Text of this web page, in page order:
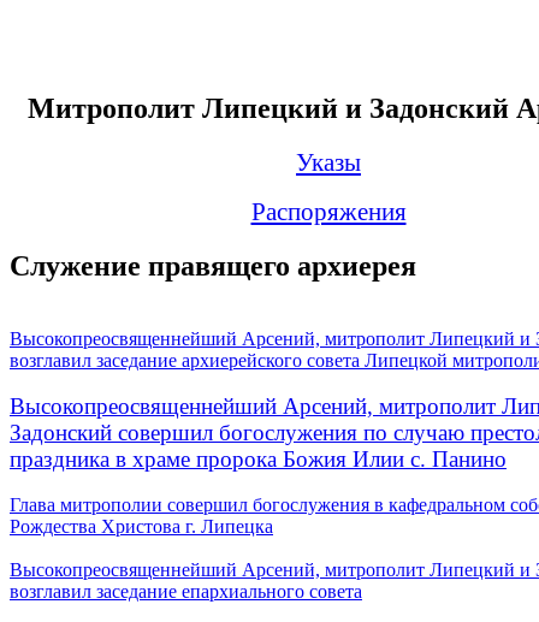
Митрополит Липецкий и Задонский
Указы
Распоряжения
Служение правящего архиерея
Высокопреосвященнейший Арсений, митрополит Липецкий и
возглавил заседание архиерейского совета Липецкой
Высокопреосвященнейший Арсений, митрополит
Задонский совершил богослужения по случаю
праздника в храме пророка Божия Илии с. Панино
Глава митрополии совершил богослужения в кафедральном
Рождества Христова г. Липецка
Высокопреосвященнейший Арсений, митрополит Липецкий и
возглавил заседание епархиального совета